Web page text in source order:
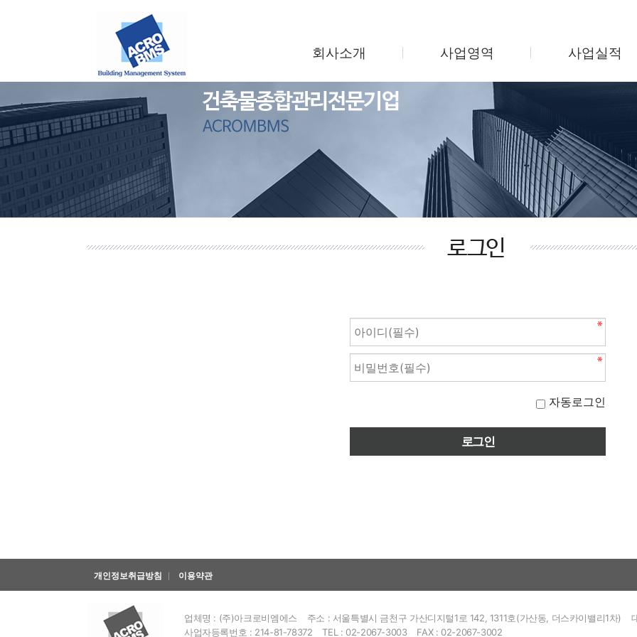
회사소개
인사말
사업소개
찾아오시는길
사업영역
보안관리
주차관리
사업실적
주상복합/오피스텔
학교 및 병원
자동로그인
개인정보취급방침 이용약관
업체명 : (주)아크로비엠에스 주소 : 서울특별시 금천구 가산디지털1로 142, 1311호(가산동, 더스카이밸리1차)
사업자등록번호 : 214-81-78372
TEL : 02-2067-3003 FAX : 02-2067-3002